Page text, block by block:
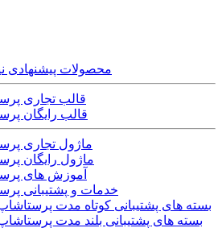
محصولات پیشنهادی
قالب تجاری
قالب رایگان
ماژول تجاری
ماژول رایگان
آموزش های
خدمات و پشتیبانی
بسته های پشتیبانی کوتاه مدت
بسته های پشتیبانی بلند مدت